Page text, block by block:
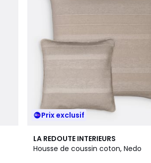
Prix exclusif
LA REDOUTE INTERIEURS
Housse de coussin coton, Nedo
4,3
/ 5
12
Couleurs